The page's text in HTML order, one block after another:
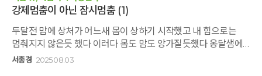
강제멈춤이 아닌 잠시멈춤 (1)
두달전 맘에 상처가 어느새 몸이 상하기 시작했고 내 힘으로는
멈춰지지 않은듯 했다 이러다 몸도 맘도 앙가질듯했다 옹달샘에
와서야 비로소 멍출수있었다호흡하고 명상하고 걷고 먹고 마시고
서종경 2025.08.03